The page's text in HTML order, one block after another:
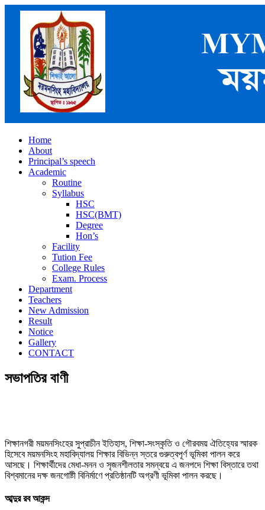
Home
About
Principal’s speech
Academic
Routine
Syllabus
HSC
HSC(BMT)
Degree
Hon’s
Facility
Tution Fee
College Rules
Exam. Process
Department
Teachers
New Admission
Result
Notice
Gallery
CONTACT
সভাপতির বাণী
শিক্ষানগরী ময়মনসিংহের সুপ্রাচীন ইতিহাস, শিক্ষা-সংস্কৃতি ও গৌরবময় ঐতিহ্যের স্মারক
হিসেবে ময়মনসিংহ মহাবিদ্যালয় শিক্ষার বিভিন্ন স্তরে গুরুত্বপূর্ণ ভূমিকা পালন করে
আসছে। শিক্ষার্থীদের মেধা-মনন ও সৃজনশীলতার সমন্বয়ে এ জনপদে শিক্ষা বিস্তারে তথা
বিশ্বমানের দক্ষ জনগোষ্টী বিনির্মাণে প্রতিষ্ঠানটি অগ্রণী ভূমিকা পালন করছে।
আব্দুর রব আকন্দ